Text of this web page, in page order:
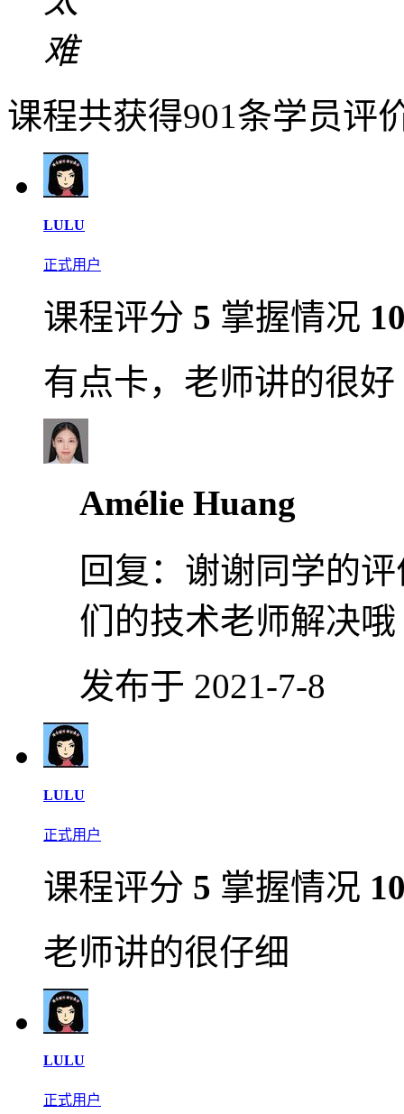
难
课程共获得901条学员评
LULU
正式用户
课程评分 5 掌握情况
有点卡，老师讲的很好
Amélie Huang
回复： 谢谢同学的
们的技术老师解决哦
发布于 2021-7-8
LULU
正式用户
课程评分 5 掌握情况
老师讲的很仔细
LULU
正式用户